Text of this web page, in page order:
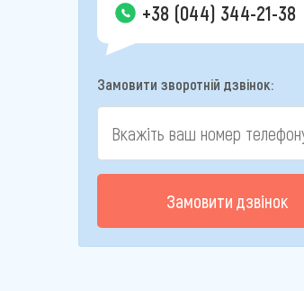
+38 (044) 344-21-38
Замовити зворотній дзвінок:
Замовити дзвінок